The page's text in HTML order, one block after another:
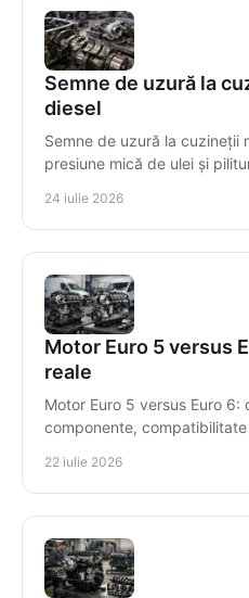
Semne de uzură la
diesel
Semne de uzură la cuzineții
presiune mică de ulei și
24 iulie 2026
Motor Euro 5 versus
reale
Motor Euro 5 versus Euro 6:
componente,
22 iulie 2026